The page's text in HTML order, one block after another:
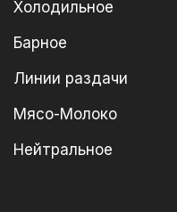
Холодильное
Барное
Линии раздачи
Мясо-Молоко
Нейтральное